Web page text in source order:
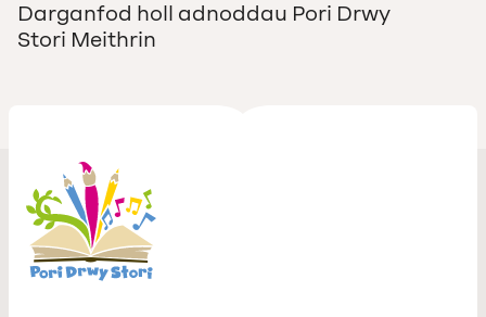
Darganfod holl adnoddau Pori Drwy
Stori Meithrin